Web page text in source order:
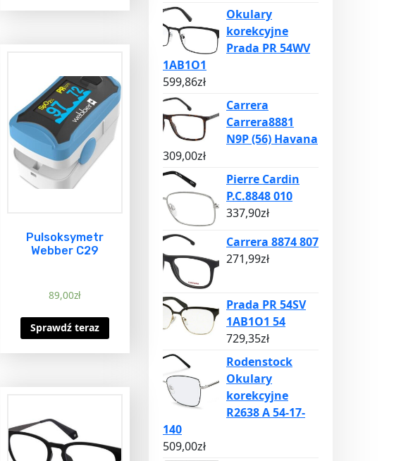
Pulsoksymetr
Webber C29
89,00zł
Sprawdź teraz
Okulary
korekcyjne
Prada PR 54WV
1AB1O1
599,86zł
Carrera
Carrera8881
N9P (56) Havana
309,00zł
Pierre Cardin
P.C.8848 010
337,90zł
Carrera 8874 807
271,99zł
Prada PR 54SV
1AB1O1 54
729,35zł
Rodenstock
Okulary
korekcyjne
R2638 A 54-17-
140
509,00zł